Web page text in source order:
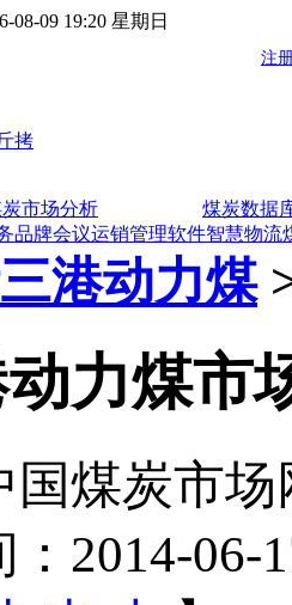
08-09 19:20 星期日
市场分析
煤炭数据
品牌会议运销管理软件智慧物流
港动力煤
力煤市
国煤炭市场
2014-06-